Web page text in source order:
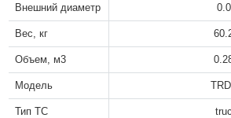
Внешний диаметр
Вес, кг
Объем, м3
Модель
Тип ТС